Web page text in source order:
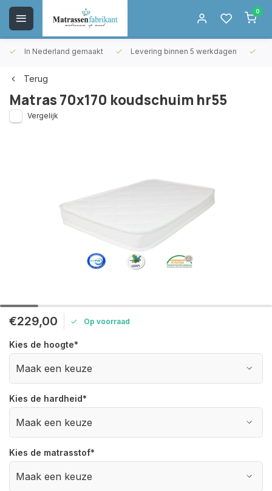
0
In Nederland gemaakt Levering binnen 5 werkdagen
Terug
Matras 70x170 koudschuim hr55
Vergelijk
€229,00 Op voorraad
Kies de hoogte*
Kies de hardheid*
Kies de matrasstof*